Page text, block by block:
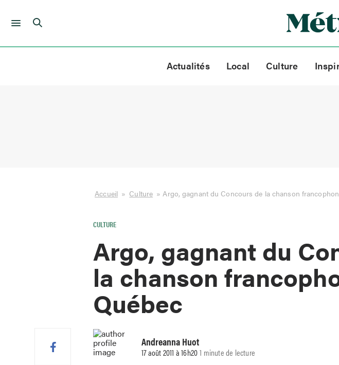
Skip
Actualités Local Culture
Accueil » Culture »Argo, gagnant du Concours de la chanson
CULTURE
Argo, gagnant du
la chanson
Québec
Andreanna Huot
17 août 2011 à 16h201 minute de lecture